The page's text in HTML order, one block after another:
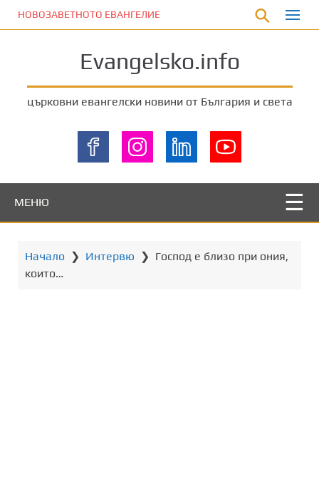
НОВОЗАВЕТНОТО ЕВАНГЕЛИЕ
Evangelsko.info
църковни евангелски новини от България и света
МЕНЮ
Начало ❯ Интервю ❯ Господ е близо при ония,
които…